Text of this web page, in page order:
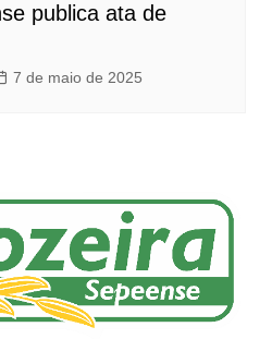
publica ata de
7 de maio de 2025